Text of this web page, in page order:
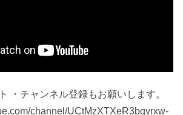
・チャンネル登録もお願いします。
channel/UCtMzXTXeR3bgvrxw-